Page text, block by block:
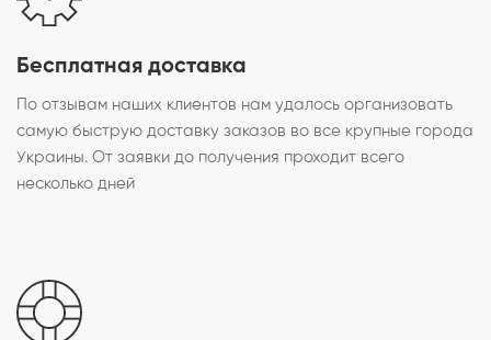
Бесплатная доставка
По отзывам наших клиентов нам удалось организовать
самую быструю доставку заказов во все крупные города
Украины. От заявки до получения проходит всего
несколько дней